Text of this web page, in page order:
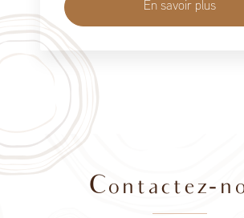
En savoir plus
Contactez-